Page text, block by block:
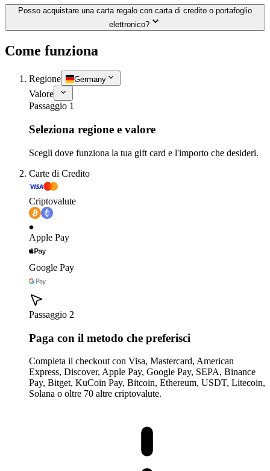
Posso acquistare una carta regalo con carta di credito o portafoglio
elettronico?
Come funziona
Regione Germany
Valore
Passaggio 1
Seleziona regione e valore
Scegli dove funziona la tua gift card e l'importo che desideri.
Carte di Credito
Criptovalute
Apple Pay
Google Pay
Passaggio 2
Paga con il metodo che preferisci
Completa il checkout con Visa, Mastercard, American
Express, Discover, Apple Pay, Google Pay, SEPA, Binance
Pay, Bitget, KuCoin Pay, Bitcoin, Ethereum, USDT, Litecoin,
Solana o oltre 70 altre criptovalute.